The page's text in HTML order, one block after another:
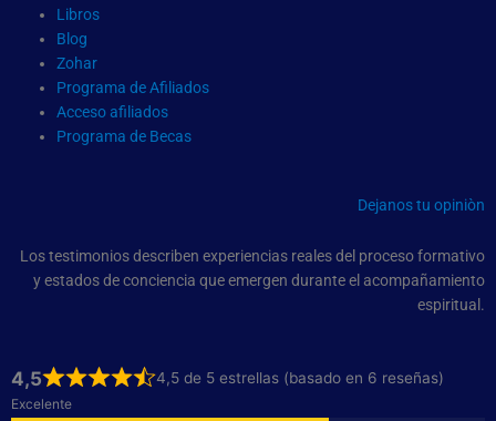
Libros
Blog
Zohar
Programa de Afiliados
Acceso afiliados
Programa de Becas
Dejanos tu opiniòn
Los testimonios describen experiencias reales del proceso formativo
y estados de conciencia que emergen durante el acompañamiento
espiritual.
4,5 4,5 de 5 estrellas (basado en 6 reseñas)
Excelente